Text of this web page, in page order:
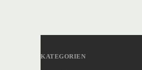
KATEGORIEN